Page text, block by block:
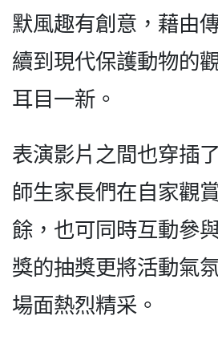
默風趣有創意，藉由
續到現代保護動物的
耳目一新。
表演影片之間也穿插
師生家長們在自家觀
餘，也可同時互動參
獎的抽獎更將活動氣
場面熱烈精采。